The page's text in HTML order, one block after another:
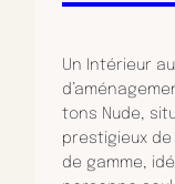
Un Intérieur
tons Nude,
prestigieux
de gamme,